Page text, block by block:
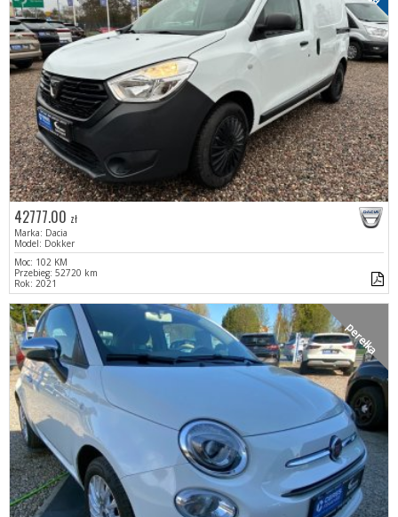
42777.00 zł
Marka: Dacia
Model: Dokker
Moc: 102 KM
Przebieg: 52720 km
Rok: 2021
perełka